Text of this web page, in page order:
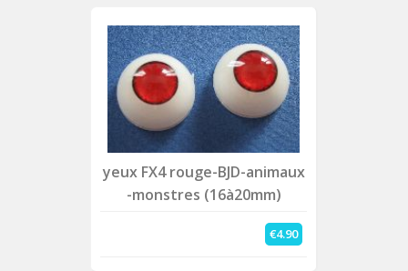
yeux FX4 rouge-BJD-animaux
-monstres (16à20mm)
€4.90